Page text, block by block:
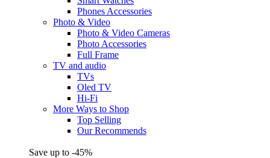
Phones Accessories
Photo & Video
Photo & Video Cameras
Photo Accessories
Full Frame
TV and audio
TVs
Oled TV
Hi-Fi
More Ways to Shop
Top Selling
Our Recommends
Save up to -45%